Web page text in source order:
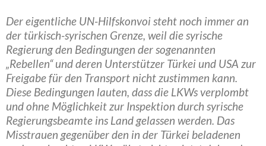
Der eigentliche UN-Hilfskonvoi steht noch immer an
der türkisch-syrischen Grenze, weil die syrische
Regierung den Bedingungen der sogenannten
„Rebellen“ und deren Unterstützer Türkei und USA zur
Freigabe für den Transport nicht zustimmen kann.
Diese Bedingungen lauten, dass die LKWs verplombt
und ohne Möglichkeit zur Inspektion durch syrische
Regierungsbeamte ins Land gelassen werden. Das
Misstrauen gegenüber den in der Türkei beladenen